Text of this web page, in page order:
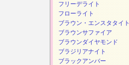
フリーデライト
フローライト
ブラウン・エンスタタイト
ブラウンサファイア
ブラウンダイヤモンド
ブラジリアナイト
ブラックアンバー